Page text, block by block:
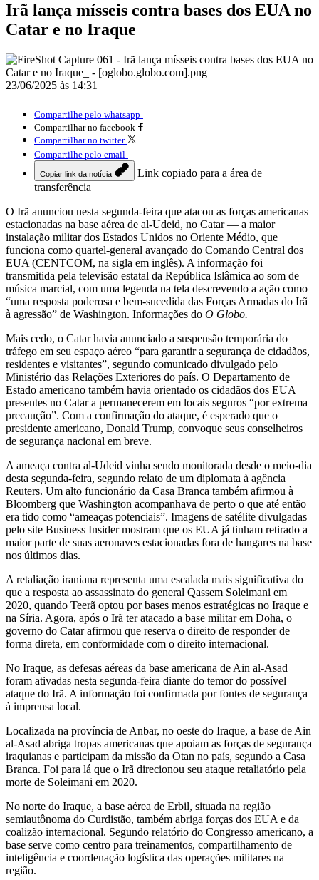
Irã lança mísseis contra bases dos EUA no
Catar e no Iraque
23/06/2025 às 14:31
Compartilhe pelo whatsapp
Compartilhar no facebook
Compartilhar no twitter
Compartilhe pelo email
Copiar link da notícia
Link copiado para a área de
transferência
O Irã anunciou nesta segunda-feira que atacou as forças americanas
estacionadas na base aérea de al-Udeid, no Catar — a maior
instalação militar dos Estados Unidos no Oriente Médio, que
funciona como quartel-general avançado do Comando Central dos
EUA (CENTCOM, na sigla em inglês). A informação foi
transmitida pela televisão estatal da República Islâmica ao som de
música marcial, com uma legenda na tela descrevendo a ação como
“uma resposta poderosa e bem-sucedida das Forças Armadas do Irã
à agressão” de Washington. Informações do O Globo.
Mais cedo, o Catar havia anunciado a suspensão temporária do
tráfego em seu espaço aéreo “para garantir a segurança de cidadãos,
residentes e visitantes”, segundo comunicado divulgado pelo
Ministério das Relações Exteriores do país. O Departamento de
Estado americano também havia orientado os cidadãos dos EUA
presentes no Catar a permanecerem em locais seguros “por extrema
precaução”. Com a confirmação do ataque, é esperado que o
presidente americano, Donald Trump, convoque seus conselheiros
de segurança nacional em breve.
A ameaça contra al-Udeid vinha sendo monitorada desde o meio-dia
desta segunda-feira, segundo relato de um diplomata à agência
Reuters. Um alto funcionário da Casa Branca também afirmou à
Bloomberg que Washington acompanhava de perto o que até então
era tido como “ameaças potenciais”. Imagens de satélite divulgadas
pelo site Business Insider mostram que os EUA já tinham retirado a
maior parte de suas aeronaves estacionadas fora de hangares na base
nos últimos dias.
A retaliação iraniana representa uma escalada mais significativa do
que a resposta ao assassinato do general Qassem Soleimani em
2020, quando Teerã optou por bases menos estratégicas no Iraque e
na Síria. Agora, após o Irã ter atacado a base militar em Doha, o
governo do Catar afirmou que reserva o direito de responder de
forma direta, em conformidade com o direito internacional.
No Iraque, as defesas aéreas da base americana de Ain al-Asad
foram ativadas nesta segunda-feira diante do temor do possível
ataque do Irã. A informação foi confirmada por fontes de segurança
à imprensa local.
Localizada na província de Anbar, no oeste do Iraque, a base de Ain
al-Asad abriga tropas americanas que apoiam as forças de segurança
iraquianas e participam da missão da Otan no país, segundo a Casa
Branca. Foi para lá que o Irã direcionou seu ataque retaliatório pela
morte de Soleimani em 2020.
No norte do Iraque, a base aérea de Erbil, situada na região
semiautônoma do Curdistão, também abriga forças dos EUA e da
coalizão internacional. Segundo relatório do Congresso americano, a
base serve como centro para treinamentos, compartilhamento de
inteligência e coordenação logística das operações militares na
região.